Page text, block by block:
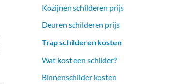
Kozijnen schilderen prijs
Deuren schilderen prijs
Trap schilderen kosten
Wat kost een schilder?
Binnenschilder kosten